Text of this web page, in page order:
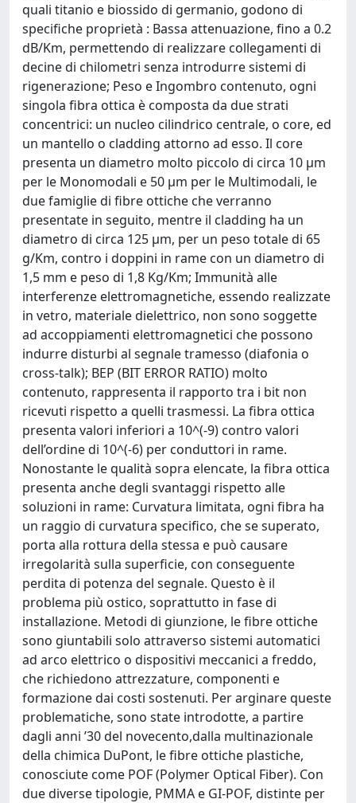
quali titanio e biossido di germanio, godono di
specifiche proprietà : Bassa attenuazione, fino a 0.2
dB/Km, permettendo di realizzare collegamenti di
decine di chilometri senza introdurre sistemi di
rigenerazione; Peso e Ingombro contenuto, ogni
singola fibra ottica è composta da due strati
concentrici: un nucleo cilindrico centrale, o core, ed
un mantello o cladding attorno ad esso. Il core
presenta un diametro molto piccolo di circa 10 µm
per le Monomodali e 50 µm per le Multimodali, le
due famiglie di fibre ottiche che verranno
presentate in seguito, mentre il cladding ha un
diametro di circa 125 µm, per un peso totale di 65
g/Km, contro i doppini in rame con un diametro di
1,5 mm e peso di 1,8 Kg/Km; Immunità alle
interferenze elettromagnetiche, essendo realizzate
in vetro, materiale dielettrico, non sono soggette
ad accoppiamenti elettromagnetici che possono
indurre disturbi al segnale tramesso (diafonia o
cross-talk); BEP (BIT ERROR RATIO) molto
contenuto, rappresenta il rapporto tra i bit non
ricevuti rispetto a quelli trasmessi. La fibra ottica
presenta valori inferiori a 10^(-9) contro valori
dell’ordine di 10^(-6) per conduttori in rame.
Nonostante le qualità sopra elencate, la fibra ottica
presenta anche degli svantaggi rispetto alle
soluzioni in rame: Curvatura limitata, ogni fibra ha
un raggio di curvatura specifico, che se superato,
porta alla rottura della stessa e può causare
irregolarità sulla superficie, con conseguente
perdita di potenza del segnale. Questo è il
problema più ostico, soprattutto in fase di
installazione. Metodi di giunzione, le fibre ottiche
sono giuntabili solo attraverso sistemi automatici
ad arco elettrico o dispositivi meccanici a freddo,
che richiedono attrezzature, componenti e
formazione dai costi sostenuti. Per arginare queste
problematiche, sono state introdotte, a partire
dagli anni ’30 del novecento,dalla multinazionale
della chimica DuPont, le fibre ottiche plastiche,
conosciute come POF (Polymer Optical Fiber). Con
due diverse tipologie, PMMA e GI-POF, distinte per